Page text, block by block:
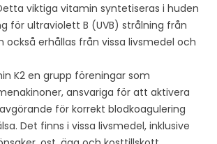
viktiga vitamin syntetiseras i huden
för ultraviolett B (UVB) strålning från
också erhållas från vissa livsmedel och
K2 en grupp föreningar som
ansvariga för att aktivera
för korrekt blodkoagulering
Det finns i vissa livsmedel, inklusive